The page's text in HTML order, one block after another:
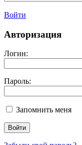
Войти
Авторизация
Логин:
Пароль:
Запомнить меня